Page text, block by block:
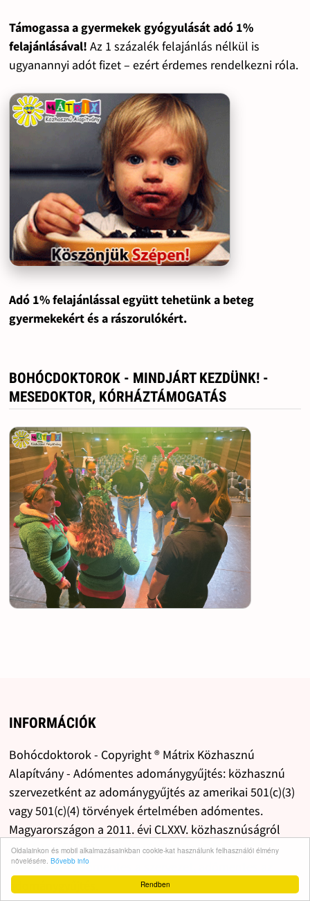
Rendben
Oldalainkon és mobil alkalmazásainkban cookie-kat használunk felhasználói élmény
növelésére. Bővebb info
Támogassa a gyermekek gyógyulását adó 1%
felajánlásával! Az 1 százalék felajánlás nélkül is
ugyanannyi adót fizet – ezért érdemes rendelkezni róla.
Adó 1% felajánlással együtt tehetünk a beteg
gyermekekért és a rászorulókért.
BOHÓCDOKTOROK - MINDJÁRT KEZDÜNK! -
MESEDOKTOR, KÓRHÁZTÁMOGATÁS
INFORMÁCIÓK
Bohócdoktorok - Copyright ® Mátrix Közhasznú
Alapítvány - Adómentes adománygyűjtés: közhasznú
szervezetként az adománygyűjtés az amerikai 501(c)(3)
vagy 501(c)(4) törvények értelmében adómentes.
Magyarországon a 2011. évi CLXXV. közhasznúságról
szóló törvény és a kapcsolódó jogszabályok
értelmében adómentes a szervezet, adómentes az